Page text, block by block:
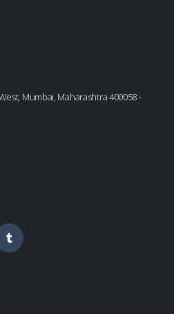
Mumbai, Maharashtra 400058 -